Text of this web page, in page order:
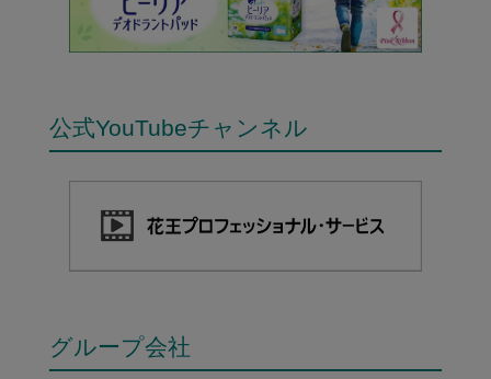
公式YouTubeチャンネル
グループ会社